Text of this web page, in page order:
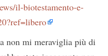
il-biotestamento-e-
non mi meraviglia più di